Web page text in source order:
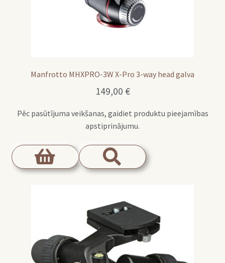
Manfrotto MHXPRO-3W X-Pro 3-way head galva
149,00 €
Pēc pasūtījuma veikšanas, gaidiet produktu pieejamības
apstiprinājumu.